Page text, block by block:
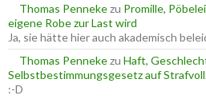
c
h
:
Thomas Pennekezu Promille,
eigene Robe zur Last wird
Ja, sie hätte hier auch akademisch
Thomas Pennekezu Haft,
Selbstbestimmungsgesetz auf
:-D